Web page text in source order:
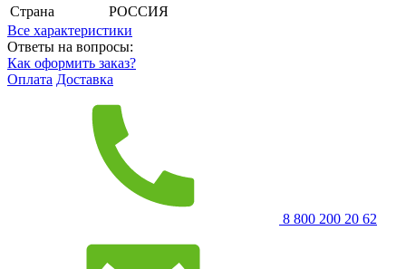
Страна
РОССИЯ
Все характеристики
Ответы на вопросы:
Как оформить заказ?
Оплата Доставка
8 800 200 20 62